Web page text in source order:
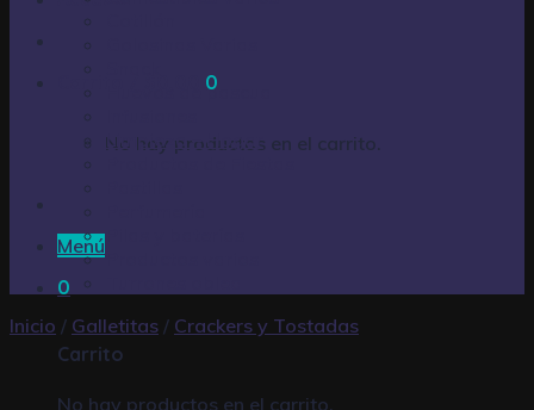
0
No hay productos en el carrito.
Menú
0
Carrito
No hay productos en el carrito.
Huevos de pascua
Limpieza – Hogar
Inicio / Galletitas / Crackers y Tostadas